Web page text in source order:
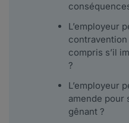
L’employeur
compris s’il
?
L’employeur
amende pour
gênant ?